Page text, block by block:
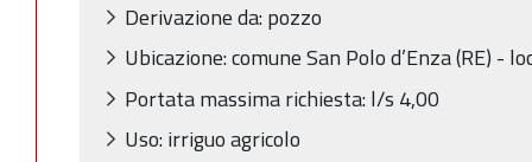
Derivazione da: pozzo
Ubicazione: comune San Polo d’Enza (RE) -
Portata massima richiesta: l/s 4,00
Uso: irriguo agricolo